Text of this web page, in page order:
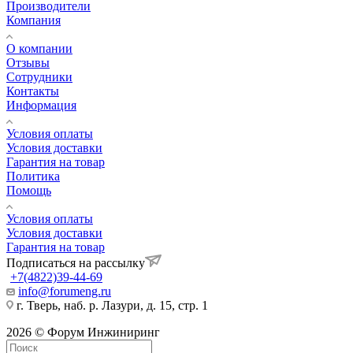
Производители
Компания
О компании
Отзывы
Сотрудники
Контакты
Информация
Условия оплаты
Условия доставки
Гарантия на товар
Политика
Помощь
Условия оплаты
Условия доставки
Гарантия на товар
Подписаться на рассылку
+7(4822)39-44-69
info@forumeng.ru
г. Тверь, наб. р. Лазури, д. 15, стр. 1
2026 © Форум Инжиниринг